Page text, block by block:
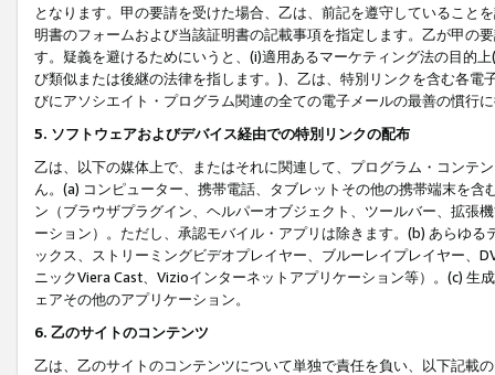
となります。甲の要請を受けた場合、乙は、前記を遵守していること
明書のフォームおよび当該証明書の記載事項を指定します。乙が甲の
す。疑義を避けるためにいうと、(i)適用あるマーケティング法の目的
び類似または後継の法律を指します。)、乙は、特別リンクを含む各
びにアソシエイト・プログラム関連の全ての電子メールの最善の慣行
5. ソフトウェアおよびデバイス経由での特別リンクの配布
乙は、以下の媒体上で、またはそれに関連して、プログラム・コンテ
ん。(a) コンピューター、携帯電話、タブレットその他の携帯端末を
ン（ブラウザプラグイン、ヘルパーオブジェクト、ツールバー、拡張
ーション）。ただし、承認モバイル・アプリは除きます。(b) あらゆ
ックス、ストリーミングビデオプレイヤー、ブルーレイプレイヤー、
ニックViera Cast、Vizioインターネットアプリケーション等）。(c)
ェアその他のアプリケーション。
6. 乙のサイトのコンテンツ
乙は、乙のサイトのコンテンツについて単独で責任を負い、以下記載